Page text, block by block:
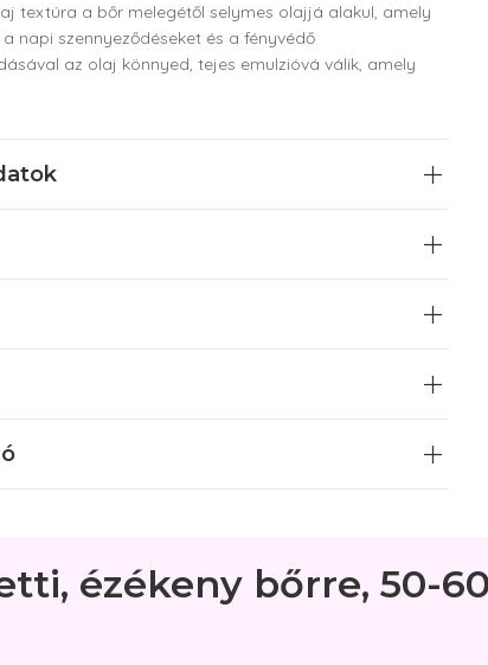
textúra a bőr melegétől selymes olajjá alakul, amely
napi szennyeződéseket és a fényvédő
az olaj könnyed, tejes emulzióvá válik, amely
Tiszta, friss és üde bőr minden használat után. Ez az
ézékeny bőrre, 50-60